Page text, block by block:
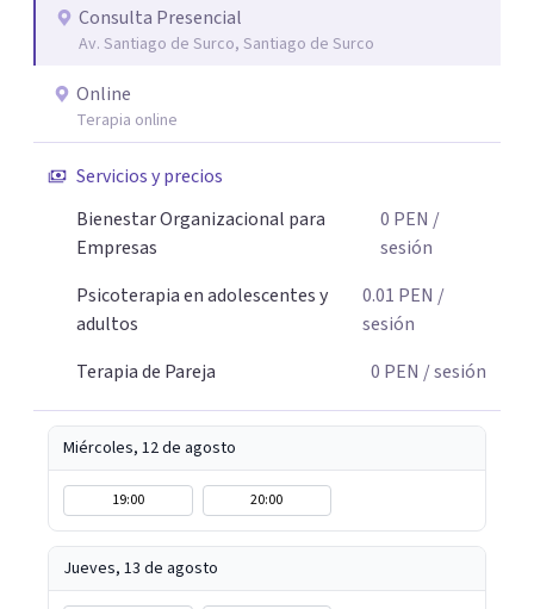
sentido, incluso en medio de las dificultades. En lugar de
luchar contra tus pensamientos o emociones, te guiaré a
espacio para lo que de verdad importa. El cambio
empieza cuando das el primer paso. Aquí tienes un
espacio seguro para hacerlo.
Consulta Presencial
Av. Santiago de Surco, Santiago de Surco
Online
Terapia online
Servicios y precios
Bienestar Organizacional para
Empresas
0 PEN /
sesión
Psicoterapia en adolescentes y
adultos
0.01 PEN /
sesión
Terapia de Pareja
0 PEN / sesión
Miércoles, 12 de agosto
19:00 20:00
Jueves, 13 de agosto